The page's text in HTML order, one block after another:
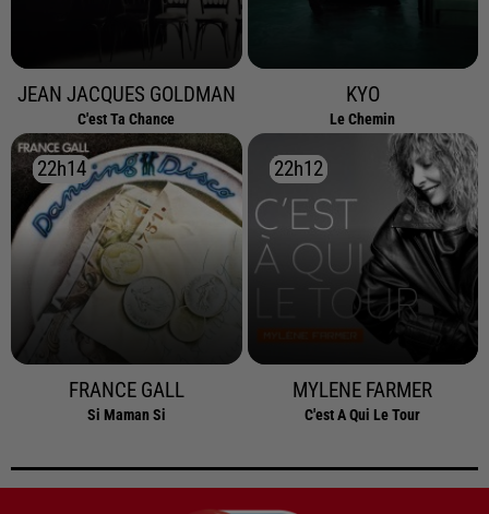
JEAN JACQUES GOLDMAN
C'est Ta Chance
KYO
Le Chemin
22h14
22h14
FRANCE GALL
Si Maman Si
22h12
22h12
MYLENE FARMER
C'est A Qui Le Tour